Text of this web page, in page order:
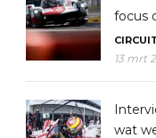
focus
13 mrt
wat